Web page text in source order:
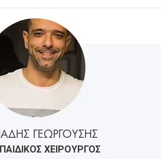
ΓΕΩΡΓΟΥΣΗΣ
ΧΕΙΡΟΥΡΓΟΣ